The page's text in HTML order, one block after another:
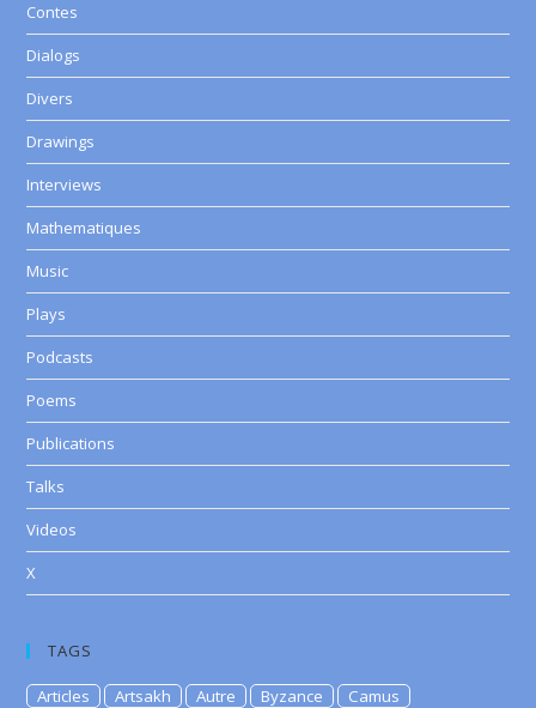
Contes
Dialogs
Divers
Drawings
Interviews
Mathematiques
Music
Plays
Podcasts
Poems
Publications
Talks
Videos
X
TAGS
Articles Artsakh Autre Byzance
Camus